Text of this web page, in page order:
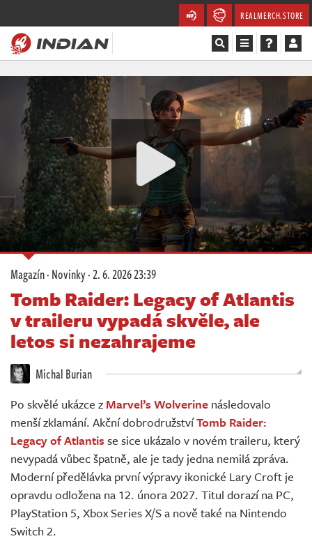
REALMERCH.STORE
Magazín
Recenze
Videa
Soutěže
Databáze
Komunita
Redakce
Živě
Magazín·Novinky·2. 6. 2026 23:39
Tomb Raider: Legacy of Atlantis
v traileru vypadá skvěle, ale
letos si nezahrajeme
Michal Burian
Po skvělé ukázce z Marvel’s Wolverine následovalo
menší zklamání. Akční dobrodružstvíTomb Raider:
Legacy of Atlantis se sice ukázalo v novém traileru, který
nevypadá vůbec špatně, ale je tady jedna nemilá zpráva.
Moderní předělávka první výpravy ikonické Lary Croft je
opravdu odložena na 12. února 2027. Titul dorazí na PC,
PlayStation 5, Xbox Series X/S a nově také na Nintendo
Switch 2.